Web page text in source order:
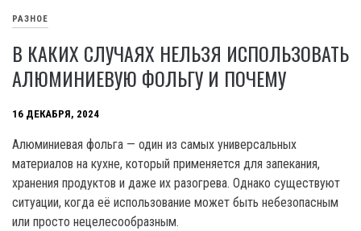
РАЗНОЕ
В КАКИХ СЛУЧАЯХ НЕЛЬЗЯ ИСПОЛЬЗОВАТЬ
АЛЮМИНИЕВУЮ ФОЛЬГУ И ПОЧЕМУ
16 ДЕКАБРЯ, 2024
Алюминиевая фольга — один из самых универсальных
материалов на кухне, который применяется для запекания,
хранения продуктов и даже их разогрева. Однако существуют
ситуации, когда её использование может быть небезопасным
или просто нецелесообразным.